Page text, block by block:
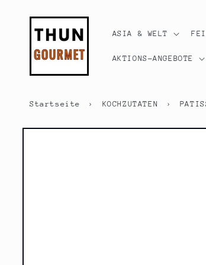
ASIA & WELT
AKTIONS-ANGEBOTE
Startseite › KOCHZUTATEN ›